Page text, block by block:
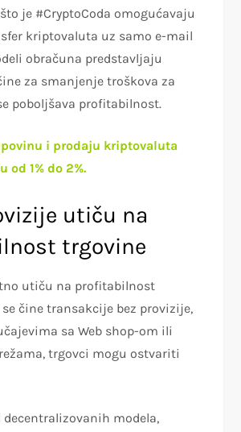
je #CryptoCoda omogućavaju
kriptovaluta uz samo e-mail
obračuna predstavljaju
za smanjenje troškova za
poboljšava profitabilnost.
i prodaju kriptovaluta
od 1% do 2%.
utiču na
trgovine
utiču na profitabilnost
čine transakcije bez provizije,
sa Web shop-om ili
trgovci mogu ostvariti
decentralizovanih modela,